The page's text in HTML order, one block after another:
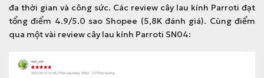
đa thời gian và công sức. Các review cây lau kính Parroti đạt
tổng điểm 4.9/5.0 sao Shopee (5,8K đánh giá). Cùng điểm
qua một vài review cây lau kính Parroti SN04: